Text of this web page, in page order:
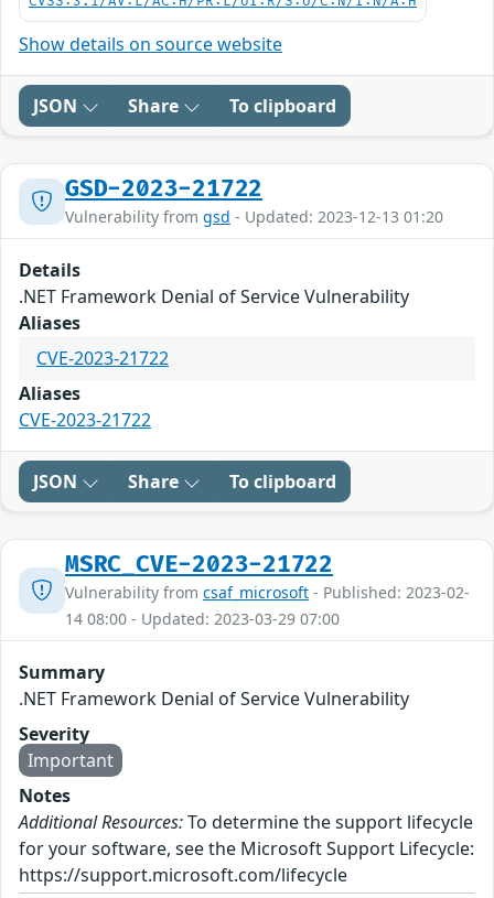
Show details on source website
JSON Share To clipboard
GSD-2023-21722
Vulnerability from gsd - Updated: 2023-12-13 01:20
Details
.NET Framework Denial of Service Vulnerability
Aliases
CVE-2023-21722
Aliases
CVE-2023-21722
JSON Share To clipboard
MSRC_CVE-2023-21722
Vulnerability from csaf_microsoft - Published: 2023-02-
14 08:00 - Updated: 2023-03-29 07:00
Summary
.NET Framework Denial of Service Vulnerability
Severity
Important
Notes
Additional Resources:To determine the support lifecycle
for your software, see the Microsoft Support Lifecycle:
https://support.microsoft.com/lifecycle